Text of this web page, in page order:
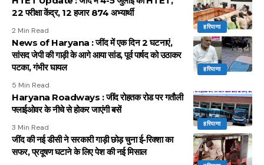
हरियाणा
22 परीक्षा केंद्र, 12 हजार 874 अभ्यार्थी
2 Min Read
हरियाणा
News of Haryana : जींद में एक दिन 2 घटनाएं,
सांसद जेपी की गाड़ी के आगे आया सांड, पूर्व पार्षद को उठाकर
पटका, गंभीर घायल
5 Min Read
हरियाणा
Haryana Roadways : जींद रोहतक रोड पर गतौली
फ्लाईओवर के नीचे से होकर जाएंगी बसें
3 Min Read
जींद की नई डीसी ने सरकारी गाड़ी छोड़ चुना ई-रिक्शा का
सफर, प्रदूषण घटाने के लिए पेश की नई मिसाल